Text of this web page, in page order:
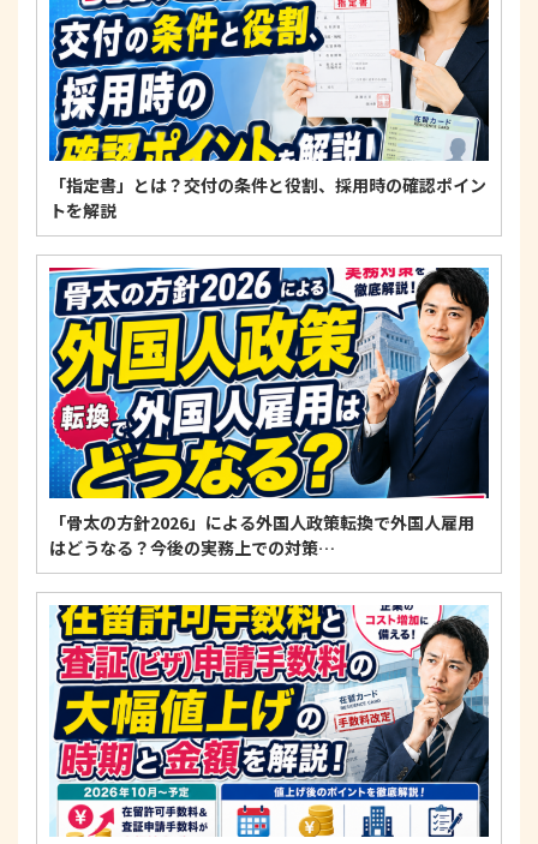
個人情報に関するお問い合わせ窓口
〒125-0061東京都葛飾区亀有3-21-11 藍ビル202
TEL：0120-550-580
株式会社 アルフォース･ワン 個人情報保護担当
「指定書」とは？交付の条件と役割、採用時の確認ポイン
トを解説
「骨太の方針2026」による外国人政策転換で外国人雇用
はどうなる？今後の実務上での対策…